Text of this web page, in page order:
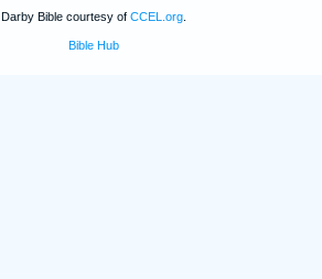
Darby Bible courtesy of CCEL.org.
Bible Hub